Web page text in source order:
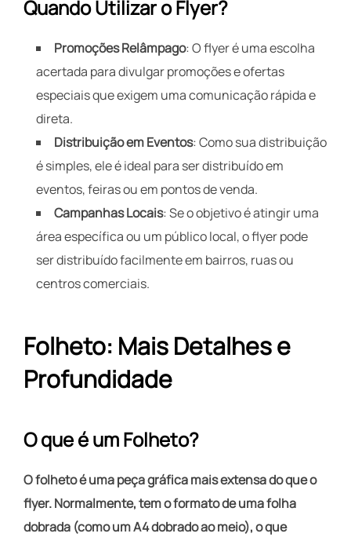
Quando Utilizar o Flyer?
Promoções Relâmpago: O flyer é uma escolha
acertada para divulgar promoções e ofertas
especiais que exigem uma comunicação rápida e
direta.
Distribuição em Eventos: Como sua distribuição
é simples, ele é ideal para ser distribuído em
eventos, feiras ou em pontos de venda.
Campanhas Locais: Se o objetivo é atingir uma
área específica ou um público local, o flyer pode
ser distribuído facilmente em bairros, ruas ou
centros comerciais.
Folheto: Mais Detalhes e
Profundidade
O que é um Folheto?
O folheto é uma peça gráfica mais extensa do que o
flyer. Normalmente, tem o formato de uma folha
dobrada (como um A4 dobrado ao meio), o que